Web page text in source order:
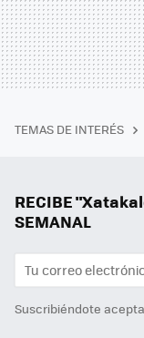
TEMAS DE INTERÉS
RECIBE
SEMANAL
Suscribiéndote